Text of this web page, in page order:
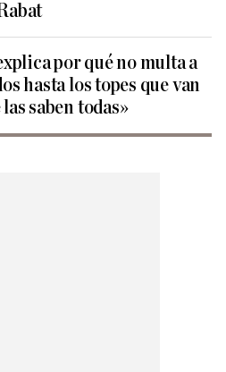
por qué no multa a
hasta los topes que van
saben todas»